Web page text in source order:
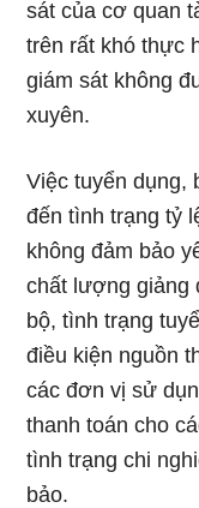
sát của cơ quan
trên rất khó thực
giám sát không
xuyên.
Việc tuyển dụng,
đến tình trạng tỷ
không đảm bảo
chất lượng giảng
bộ, tình trạng
điều kiện nguồn
các đơn vị sử
thanh toán cho
tình trạng chi
bảo.